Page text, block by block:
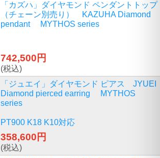
「カズハ」ダイヤモンド ペンダントトップ
（チェーン別売り） KAZUHA Diamond
pendant MYTHOS series
742,500円
(税込)
「ジュエイ」ダイヤモンド ピアス JYUEI
Diamond pierced earring MYTHOS
series
PT900 K18 K10対応
358,600円
(税込)